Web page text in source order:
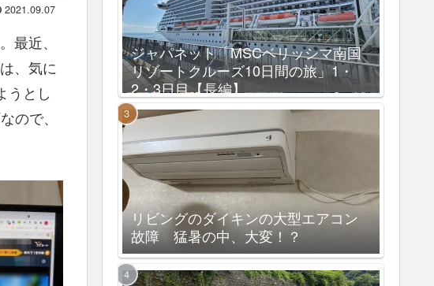
2021.09.07
最近、
、気に
うとし
ので、
ジャパネット「MSCベリッシマ南国
リゾートクルーズ10日間の旅」1・
2・3日目【長編】
リビングのダイキンの大型エアコン
故障 猛暑の中、大変！？